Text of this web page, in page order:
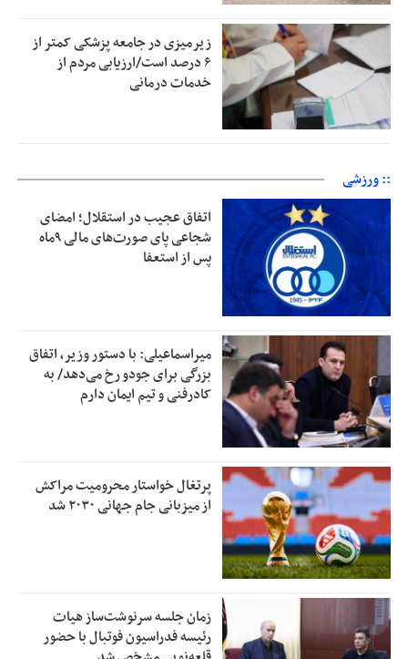
زیرمیزی در جامعه پزشکی کمتر از
۶ درصد است/ارزیابی مردم از
خدمات درمانی
:: ورزشی
اتفاق عجیب در استقلال؛ امضای
شجاعی پای صورت‌های مالی ٩ماه
پس از استعفا
میراسماعیلی: با دستور وزیر، اتفاق
بزرگی برای جودو رخ می‌دهد/ به
کادرفنی و تیم ایمان دارم
پرتغال خواستار محرومیت مراکش
از میزبانی جام جهانی ۲۰۳۰ شد
زمان جلسه سرنوشت‌ساز هیات
رئیسه فدراسیون فوتبال با حضور